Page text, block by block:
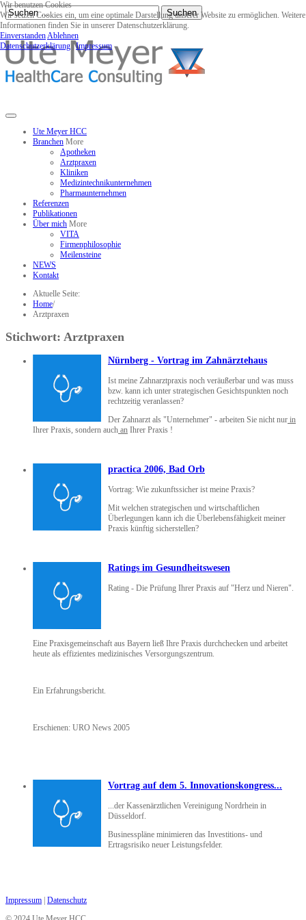
Suchen
Ute Meyer HCC
Branchen More
Apotheken
Arztpraxen
Kliniken
Medizintechnikunternehmen
Pharmaunternehmen
Referenzen
Publikationen
Über mich More
VITA
Firmenphilosophie
Meilensteine
NEWS
Kontakt
Aktuelle Seite:
Home/
Arztpraxen
Stichwort: Arztpraxen
Nürnberg - Vortrag im Zahnärztehaus
Ist meine Zahnarztpraxis noch veräußerbar und was muss
bzw. kann ich unter strategischen Gesichtspunkten noch
rechtzeitig veranlassen?
Der Zahnarzt als "Unternehmer" - arbeiten Sie nicht nur in
Ihrer Praxis, sondern auch an Ihrer Praxis !
practica 2006, Bad Orb
Vortrag: Wie zukunftssicher ist meine Praxis?
Mit welchen strategischen und wirtschaftlichen
Überlegungen kann ich die Überlebensfähigkeit meiner
Praxis künftig sicherstellen?
Ratings im Gesundheitswesen
Rating - Die Prüfung Ihrer Praxis auf "Herz und Nieren".
Eine Praxisgemeinschaft aus Bayern ließ Ihre Praxis durchchecken und arbeitet
heute als effizientes medizinisches Versorgungszentrum.
Ein Erfahrungsbericht.
Erschienen: URO News 2005
Vortrag auf dem 5. Innovationskongress...
...der Kassenärztlichen Vereinigung Nordrhein in
Düsseldorf.
Businesspläne minimieren das Investitions- und
Ertragsrisiko neuer Leistungsfelder.
Impressum Datenschutz
Wir benutzen Cookies
Wir setzen Cookies ein, um eine optimale Darstellung unserer Website zu ermöglichen. Weitere
Informationen finden Sie in unserer Datenschutzerklärung.
EinverstandenAblehnen
Datenschutzerklärung |Impressum